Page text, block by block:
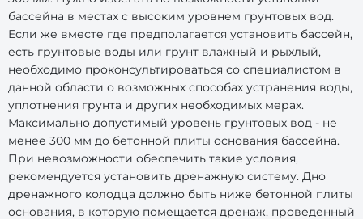
бассейна в местах с высоким уровнем грунтовых вод.
Если же вместе где предполагается установить бассейн,
есть грунтовые воды или грунт влажный и рыхлый,
необходимо проконсультироваться со специалистом в
данной области о возможных способах устранения воды,
уплотнения грунта и других необходимых мерах.
Максимально допустимый уровень грунтовых вод - не
менее 300 мм до бетонной плиты основания бассейна.
При невозможности обеспечить такие условия,
рекомендуется установить дренажную систему. Дно
дренажного колодца должно быть ниже бетонной плиты
основания, в которую помещается дренаж, проведенный